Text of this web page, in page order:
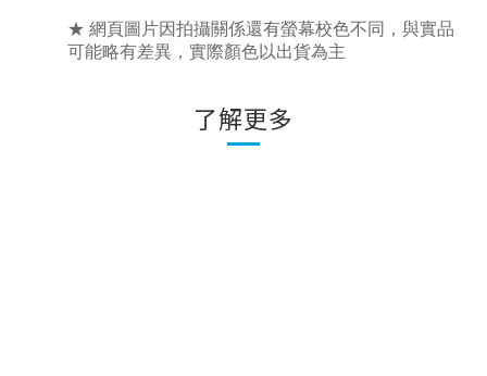
★ 網頁圖片因拍攝關係還有螢幕校色不同，與實品
可能略有差異，實際顏色以出貨為主
了解更多